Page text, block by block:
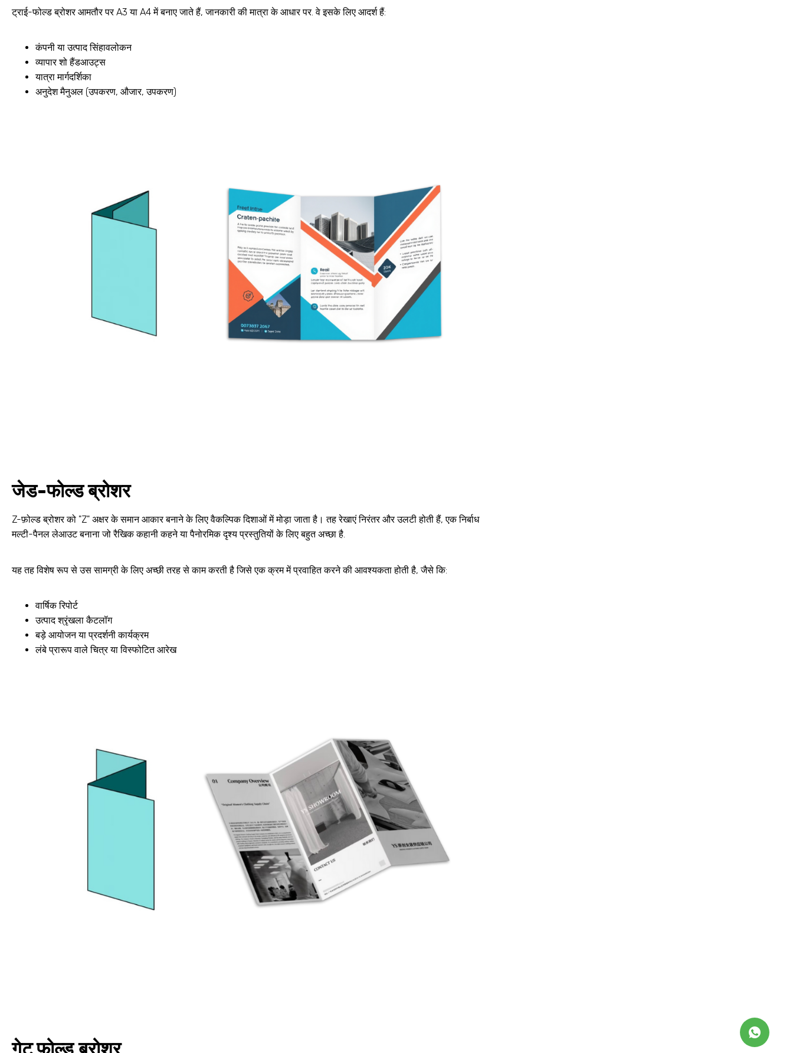
ट्राई-फोल्ड ब्रोशर आमतौर पर A3 या A4 में बनाए जाते हैं, जानकारी की मात्रा के आधार पर. वे इसके लिए आदर्श हैं:
कंपनी या उत्पाद सिंहावलोकन
व्यापार शो हैंडआउट्स
यात्रा मार्गदर्शिका
अनुदेश मैनुअल (उपकरण, औजार, उपकरण)
जेड-फोल्ड ब्रोशर
Z-फ़ोल्ड ब्रोशर को "Z" अक्षर के समान आकार बनाने के लिए वैकल्पिक दिशाओं में मोड़ा जाता है। तह रेखाएं निरंतर और उलटी होती हैं, एक निर्बाध
मल्टी-पैनल लेआउट बनाना जो रैखिक कहानी कहने या पैनोरमिक दृश्य प्रस्तुतियों के लिए बहुत अच्छा है.
यह तह विशेष रूप से उस सामग्री के लिए अच्छी तरह से काम करती है जिसे एक क्रम में प्रवाहित करने की आवश्यकता होती है, जैसे कि:
वार्षिक रिपोर्ट
उत्पाद श्रृंखला कैटलॉग
बड़े आयोजन या प्रदर्शनी कार्यक्रम
लंबे प्रारूप वाले चित्र या विस्फोटित आरेख